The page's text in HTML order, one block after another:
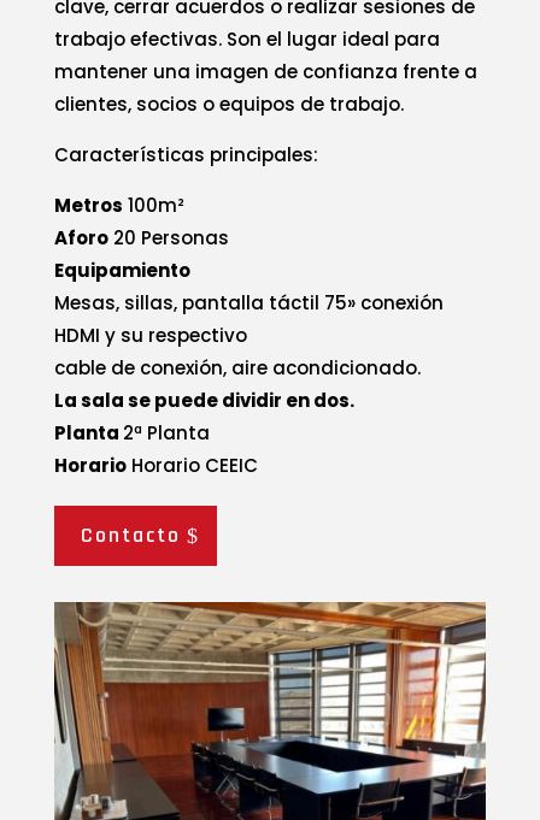
clave, cerrar acuerdos o realizar sesiones de
trabajo efectivas. Son el lugar ideal para
mantener una imagen de confianza frente a
clientes, socios o equipos de trabajo.
Características principales:
Metros 100m²
Aforo20 Personas
Equipamiento
Mesas, sillas, pantalla táctil 75» conexión
HDMI y su respectivo
cable de conexión, aire acondicionado.
La sala se puede dividir en dos.
Planta 2ª Planta
HorarioHorario CEEIC
Contacto